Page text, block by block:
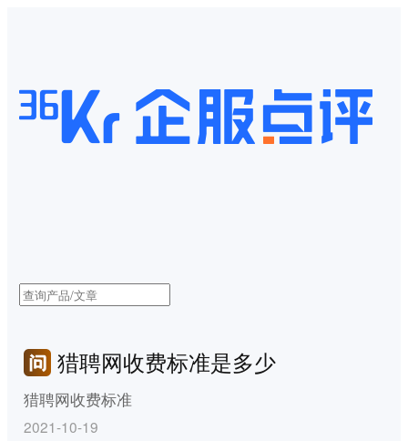
猎聘网收费标准是多少
猎聘网收费标准
2021-10-19